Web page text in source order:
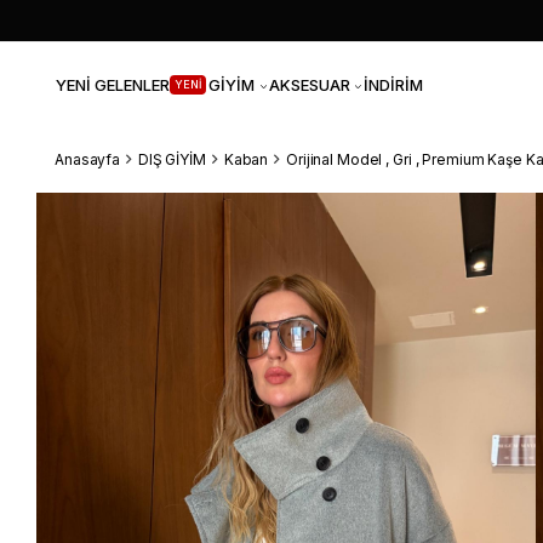
YENİ GELENLER YENİ GİYİM AKSESUAR İNDİRİM
Anasayfa DIŞ GİYİM Kaban Orijinal Model , Gri , Premium Kaşe